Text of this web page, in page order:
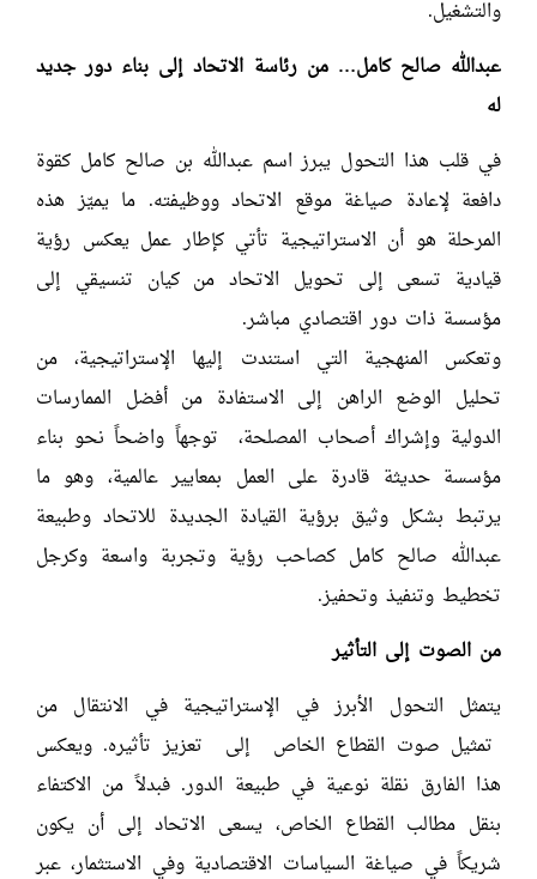
والتشغيل.
عبدالله صالح كامل… من رئاسة الاتحاد إلى بناء دور جديد
له
في قلب هذا التحول يبرز اسم عبدالله بن صالح كامل كقوة
دافعة لإعادة صياغة موقع الاتحاد ووظيفته. ما يميّز هذه
المرحلة هو أن الاستراتيجية تأتي كإطار عمل يعكس رؤية
قيادية تسعى إلى تحويل الاتحاد من كيان تنسيقي إلى
مؤسسة ذات دور اقتصادي مباشر.
وتعكس المنهجية التي استندت إليها الإستراتيجية، من
تحليل الوضع الراهن إلى الاستفادة من أفضل الممارسات
الدولية وإشراك أصحاب المصلحة، توجهاً واضحاً نحو بناء
مؤسسة حديثة قادرة على العمل بمعايير عالمية، وهو ما
يرتبط بشكل وثيق برؤية القيادة الجديدة للاتحاد وطبيعة
عبدالله صالح كامل كصاحب رؤية وتجربة واسعة وكرجل
تخطيط وتنفيذ وتحفيز.
من الصوت إلى التأثير
يتمثل التحول الأبرز في الإستراتيجية في الانتقال من
تمثيل صوت القطاع الخاص إلى تعزيز تأثيره. ويعكس
هذا الفارق نقلة نوعية في طبيعة الدور. فبدلاً من الاكتفاء
بنقل مطالب القطاع الخاص، يسعى الاتحاد إلى أن يكون
شريكاً في صياغة السياسات الاقتصادية وفي الاستثمار، عبر